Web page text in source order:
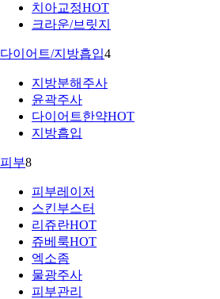
치아교정HOT
크라운/브릿지
다이어트/지방흡입4
지방분해주사
윤곽주사
다이어트한약HOT
지방흡입
피부8
피부레이저
스킨부스터
리쥬란HOT
쥬베룩HOT
엑소좀
물광주사
피부관리